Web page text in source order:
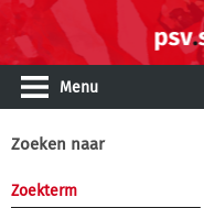
Menu
Zoeken naar
Zoekterm